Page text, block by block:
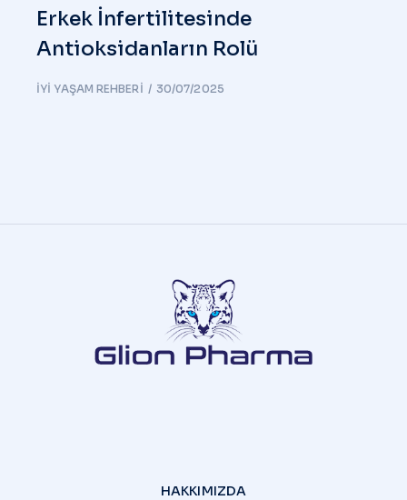
Erkek İnfertilitesinde
Antioksidanların Rolü
İYI YAŞAM REHBERI 30/07/2025
HAKKIMIZDA